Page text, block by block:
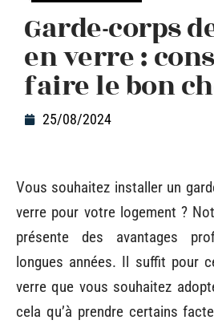
Garde-corps
en verre :
faire le bon
25/08/2024
Vous souhaitez installer un
verre pour votre logement ?
présente des avantages
longues années. Il suffit pour
verre que vous souhaitez
cela qu’à prendre certains